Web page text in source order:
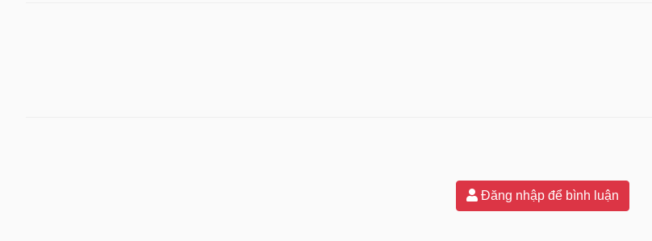
Đăng nhập để bình luận